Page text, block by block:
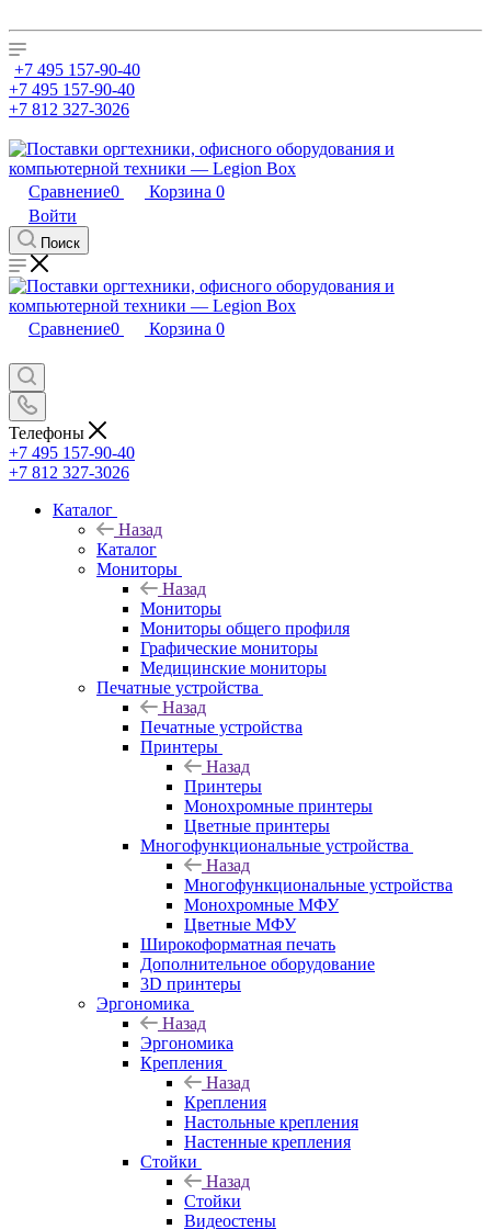
+7 495 157-90-40
+7 495 157-90-40
+7 812 327-3026
Сравнение0 Корзина 0
Войти
Поиск
Сравнение0 Корзина 0
Телефоны
+7 495 157-90-40
+7 812 327-3026
Каталог
Назад
Каталог
Мониторы
Назад
Мониторы
Мониторы общего профиля
Графические мониторы
Медицинские мониторы
Печатные устройства
Назад
Печатные устройства
Принтеры
Назад
Принтеры
Моноxромныe принтеры
Цвeтныe принтеры
Многофункциональные устройства
Назад
Многофункциональные устройства
Монохромные МФУ
Цветные МФУ
Широкоформатная печать
Дополнительное оборудование
3D принтеры
Эргономика
Назад
Эргономика
Крепления
Назад
Крепления
Настольные крепления
Настенные крепления
Стойки
Назад
Стойки
Видеостены